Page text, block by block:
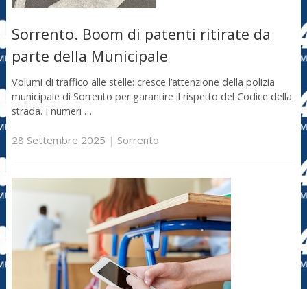
Sorrento. Boom di patenti ritirate da
parte della Municipale
Volumi di traffico alle stelle: cresce l’attenzione della polizia
municipale di Sorrento per garantire il rispetto del Codice della
strada. I numeri …
28 Settembre 2025 | Sorrento